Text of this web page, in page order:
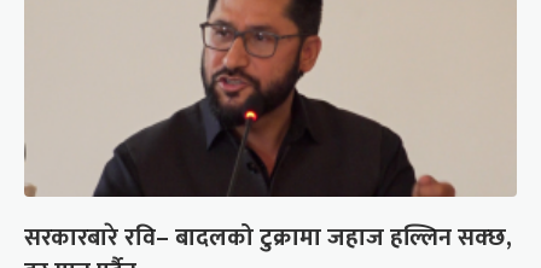
सरकारबारे रवि– बादलको टुक्रामा जहाज हल्लिन सक्छ,